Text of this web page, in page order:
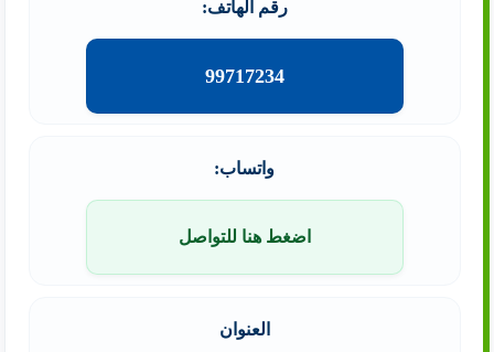
رقم الهاتف:
99717234
واتساب:
اضغط هنا للتواصل
العنوان